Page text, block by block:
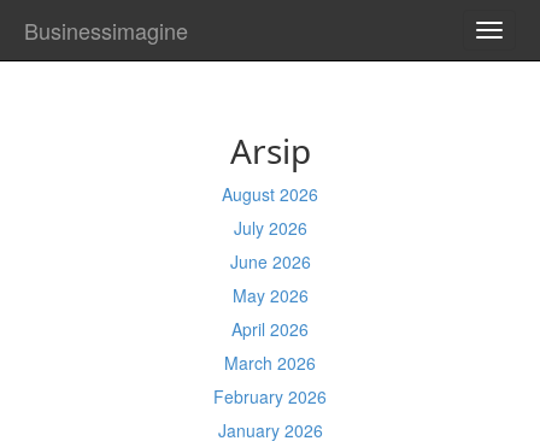
Businessimagine
Arsip
August 2026
July 2026
June 2026
May 2026
April 2026
March 2026
February 2026
January 2026